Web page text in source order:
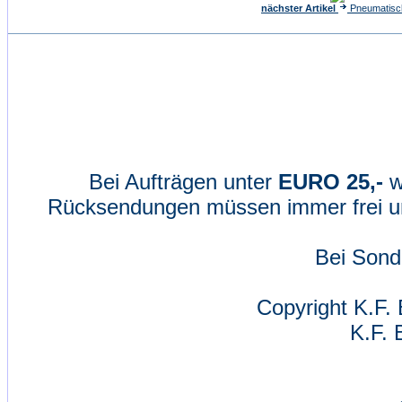
nächster Artikel
Bei Aufträgen unter EURO 25,-
Rücksendungen müssen immer frei
Bei
Copyright
K.F.